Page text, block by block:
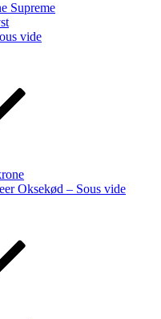
Supreme
vide
Oksekød – Sous vide